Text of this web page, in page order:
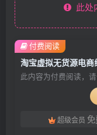
此处
此内容为付费阅读，
超级会员
付费阅读